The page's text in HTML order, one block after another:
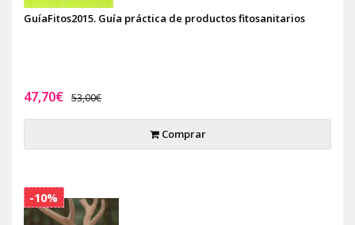
GuíaFitos2015. Guía práctica de productos fitosanitarios
47,70€ 53,00€
Comprar
-10%